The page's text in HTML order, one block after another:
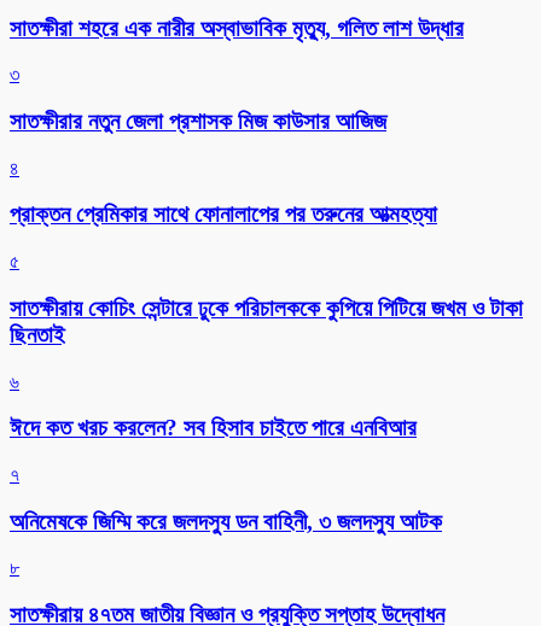
সাতক্ষীরা শহরে এক নারীর অস্বাভাবিক মৃত্যু, গলিত লাশ উদ্ধার
৩
সাতক্ষীরার নতুন জেলা প্রশাসক মিজ কাউসার আজিজ
৪
প্রাক্তন প্রেমিকার সাথে ফোনালাপের পর তরুনের আত্মহত্যা
৫
সাতক্ষীরায় কোচিং সেন্টারে ঢুকে পরিচালককে কুপিয়ে পিটিয়ে জখম ও টাকা
ছিনতাই
৬
ঈদে কত খরচ করলেন? সব হিসাব চাইতে পারে এনবিআর
৭
অনিমেষকে জিম্মি করে জলদস্যু ডন বাহিনী, ৩ জলদস্যু আটক
৮
সাতক্ষীরায় ৪৭তম জাতীয় বিজ্ঞান ও প্রযুক্তি সপ্তাহ উদ্বোধন